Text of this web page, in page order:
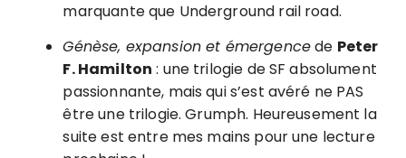
marquante que Underground rail road.
Génèse, expansion et émergencede Peter
F. Hamilton : une trilogie de SF absolument
passionnante, mais qui s’est avéré ne PAS
être une trilogie. Grumph. Heureusement la
suite est entre mes mains pour une lecture